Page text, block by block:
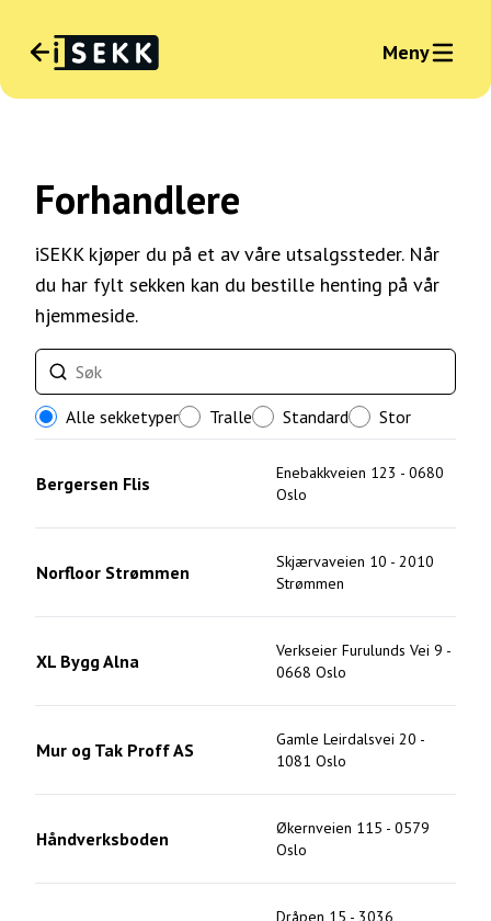
Logg inn bedrift
Meny
Forhandlere
iSEKK kjøper du på et av våre utsalgssteder. Når
du har fylt sekken kan du bestille henting på vår
hjemmeside.
Alle sekketyper Tralle Standard Stor
Bergersen Flis Enebakkveien 123 - 0680
Oslo
Norfloor Strømmen Skjærvaveien 10 - 2010
Strømmen
XL Bygg Alna Verkseier Furulunds Vei 9 -
0668 Oslo
Mur og Tak Proff AS Gamle Leirdalsvei 20 -
1081 Oslo
Håndverksboden Økernveien 115 - 0579
Oslo
Dråpen 15 - 3036